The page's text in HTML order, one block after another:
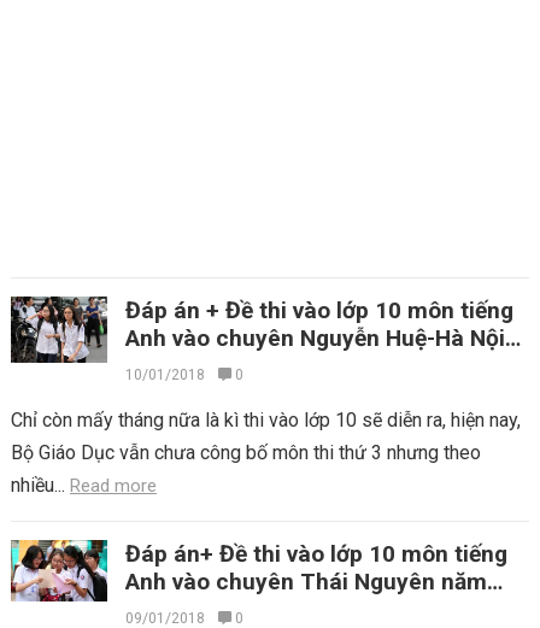
Đáp án + Đề thi vào lớp 10 môn tiếng
Anh vào chuyên Nguyễn Huệ-Hà Nội
năm 2017-2018
10/01/2018 0
Chỉ còn mấy tháng nữa là kì thi vào lớp 10 sẽ diễn ra, hiện nay,
Bộ Giáo Dục vẫn chưa công bố môn thi thứ 3 nhưng theo
nhiều... Read more
Đáp án+ Đề thi vào lớp 10 môn tiếng
Anh vào chuyên Thái Nguyên năm
2017 2018
09/01/2018 0